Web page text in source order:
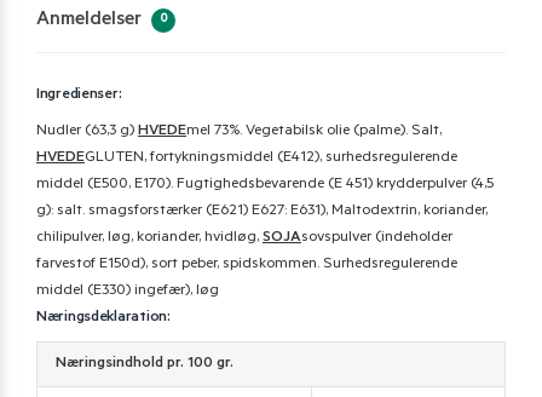
Anmeldelser 0
Ingredienser:
Nudler (63,3 g) HVEDEmel 73%. Vegetabilsk olie (palme). Salt,
HVEDEGLUTEN, fortykningsmiddel (E412), surhedsregulerende
middel (E500, E170). Fugtighedsbevarende (E 451) krydderpulver (4,5
g): salt. smagsforstærker (E621) E627: E631), Maltodextrin, koriander,
chilipulver, løg, koriander, hvidløg, SOJAsovspulver (indeholder
farvestof E150d), sort peber, spidskommen. Surhedsregulerende
middel (E330) ingefær), løg
Næringsdeklaration:
Næringsindhold pr. 100 gr.